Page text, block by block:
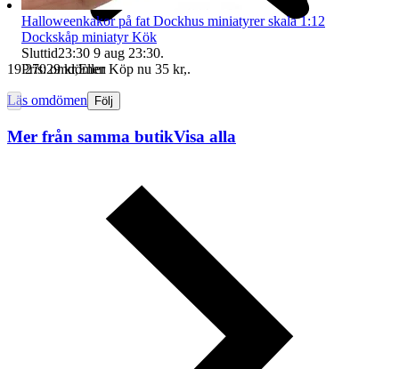
19 270 omdömen
Läs omdömen Följ
Halloweenkakor på fat Dockhus miniatyrer skala 1:12
Dockskåp miniatyr Kök
Sluttid23:30 9 aug 23:30.
Pris:29 kr,Eller Köp nu 35 kr,.
Mer från samma butikVisa alla